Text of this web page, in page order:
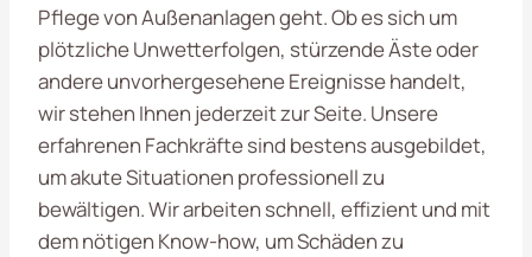
Pflege von Außenanlagen geht. Ob es sich um
plötzliche Unwetterfolgen, stürzende Äste oder
andere unvorhergesehene Ereignisse handelt,
wir stehen Ihnen jederzeit zur Seite. Unsere
erfahrenen Fachkräfte sind bestens ausgebildet,
um akute Situationen professionell zu
bewältigen. Wir arbeiten schnell, effizient und mit
dem nötigen Know-how, um Schäden zu